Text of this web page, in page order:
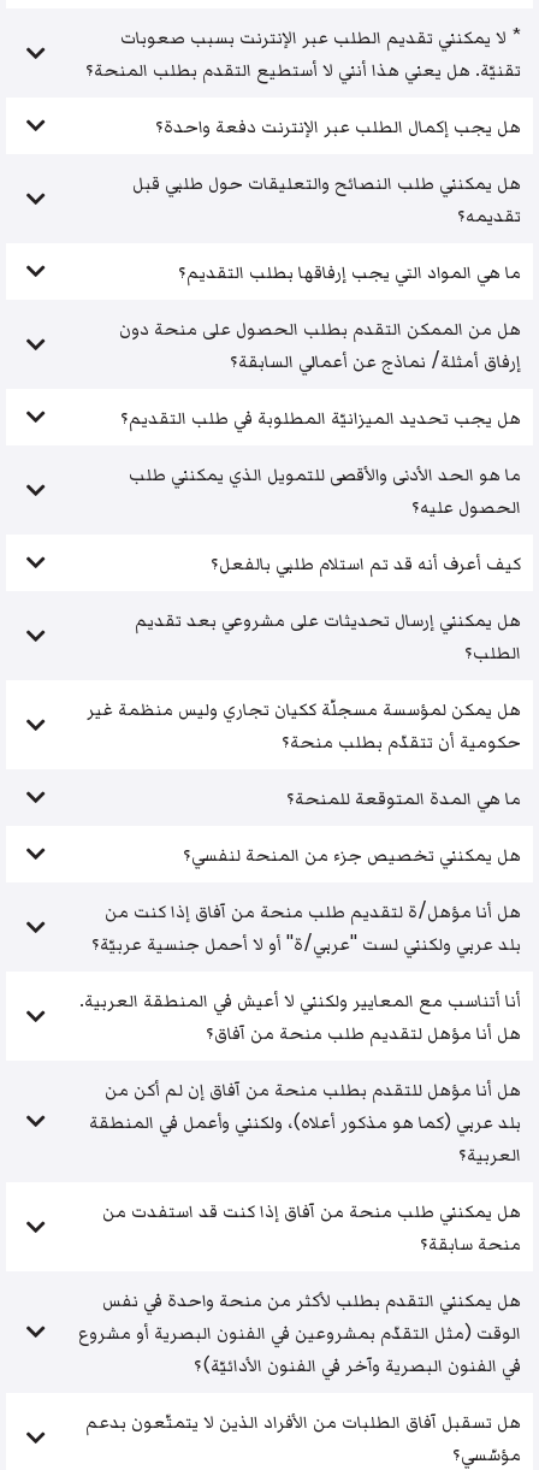
* لا يمكنني تقديم الطلب عبر الإنترنت بسبب صعوبات
تقنيّة. هل يعني هذا أنني لا أستطيع التقدم بطلب المنحة؟
هل يجب إكمال الطلب عبر الإنترنت دفعة واحدة؟
هل يمكنني طلب النصائح والتعليقات حول طلبي قبل
تقديمه؟
ما هي المواد التي يجب إرفاقها بطلب التقديم؟
هل من الممكن التقدم بطلب الحصول على منحة دون
إرفاق أمثلة/ نماذج عن أعمالي السابقة؟
هل يجب تحديد الميزانيّة المطلوبة في طلب التقديم؟
ما هو الحد الأدنى والأقصى للتمويل الذي يمكنني طلب
الحصول عليه؟
كيف أعرف أنه قد تم استلام طلبي بالفعل؟
هل يمكنني إرسال تحديثات على مشروعي بعد تقديم
الطلب؟
هل يمكن لمؤسسة مسجلّة ككيان تجاري وليس منظمة غير
حكومية أن تتقدّم بطلب منحة؟
ما هي المدة المتوقعة للمنحة؟
هل يمكنني تخصيص جزء من المنحة لنفسي؟
هل أنا مؤهل/ة لتقديم طلب منحة من آفاق إذا كنت من
بلد عربي ولكنني لست "عربي/ة" أو لا أحمل جنسية عربيّة؟
أنا أتناسب مع المعايير ولكنني لا أعيش في المنطقة العربية.
هل أنا مؤهل لتقديم طلب منحة من آفاق؟
هل أنا مؤهل للتقدم بطلب منحة من آفاق إن لم أكن من
بلد عربي (كما هو مذكور أعلاه)، ولكنني وأعمل في المنطقة
العربية؟
هل يمكنني طلب منحة من آفاق إذا كنت قد استفدت من
منحة سابقة؟
هل يمكنني التقدم بطلب لأكثر من منحة واحدة في نفس
الوقت (مثل التقدّم بمشروعين في الفنون البصرية أو مشروع
في الفنون البصرية وآخر في الفنون الأدائيّة)؟
هل تسقبل آفاق الطلبات من الأفراد الذين لا يتمتّعون بدعم
مؤسّسي؟